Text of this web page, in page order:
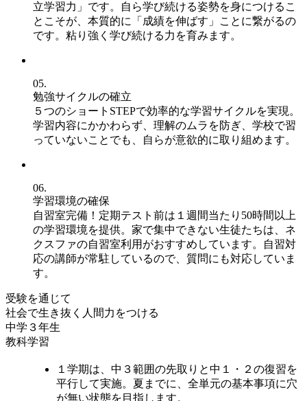
立学習力」です。自ら学び続ける姿勢を身につけるこ
とこそが、本質的に「成績を伸ばす」ことに繋がるの
です。粘り強く学び続ける力を育みます。
05.
勉強サイクルの確立
５つのショートSTEPで効率的な学習サイクルを実現。
学習内容にかかわらず、理解のムラを防ぎ、学校で習
っていないことでも、自らが意欲的に取り組めます。
06.
学習環境の確保
自習室完備！定期テスト前は１週間当たり50時間以上
の学習環境を提供。家で集中できない生徒たちは、ネ
クスファの自習室利用がおすすめしています。自習対
応の講師が常駐しているので、質問にも対応していま
す。
受験を通じて
社会で生き抜く人間力をつける
中学３年生
教科学習
１学期は、中３範囲の先取りと中１・２の復習を
平行して実施。夏までに、全単元の基本事項に穴
が無い状態を目指します。